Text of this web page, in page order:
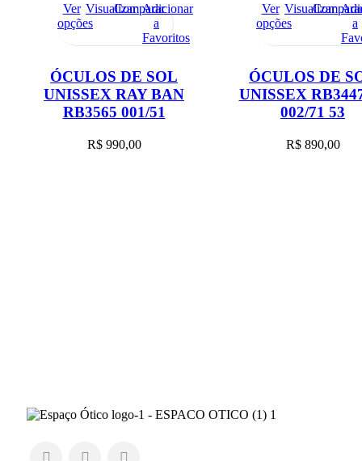
Ver
opções
VisualizarCompararAdicionar
a
Favoritos
ÓCULOS DE SOL
UNISSEX RAY BAN
RB3565 001/51
R$990,00
Ver
opções
Visualizar
a
ÓCULOS DE
UNISSEX
002/71 53
R$890,00